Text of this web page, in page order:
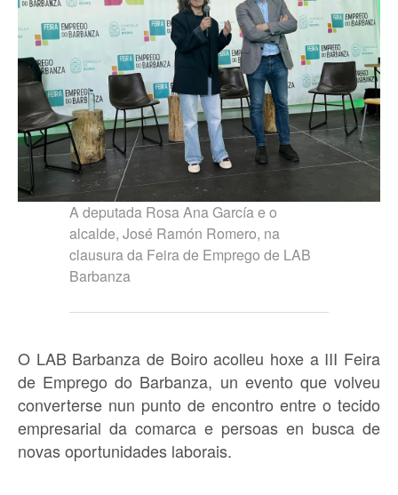
A deputada Rosa Ana García e o
alcalde, José Ramón Romero, na
clausura da Feira de Emprego de LAB
Barbanza
O LAB Barbanza de Boiro acolleu hoxe a III Feira
de Emprego do Barbanza, un evento que volveu
converterse nun punto de encontro entre o tecido
empresarial da comarca e persoas en busca de
novas oportunidades laborais.